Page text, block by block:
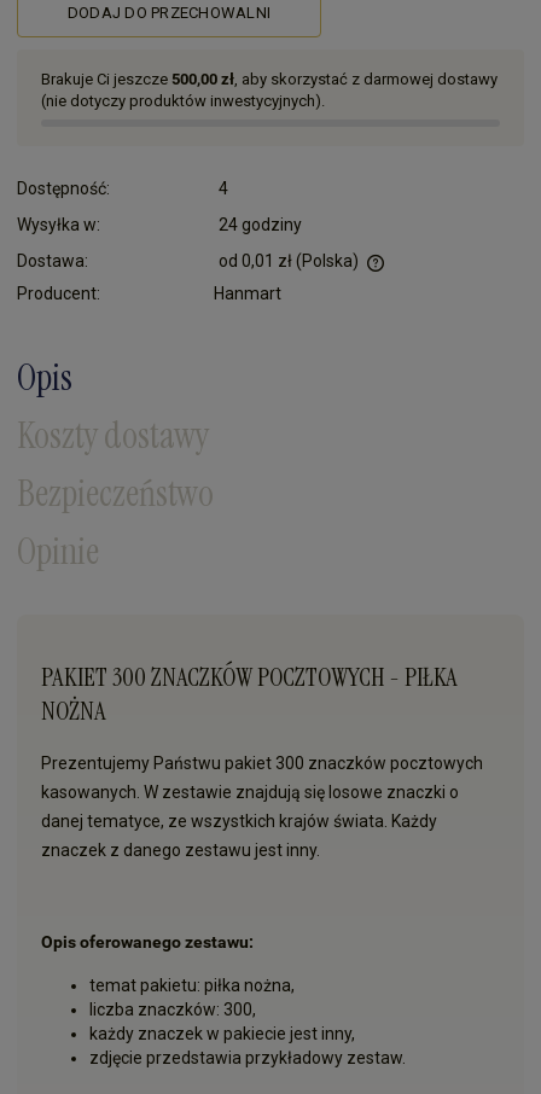
DODAJ DO PRZECHOWALNI
Brakuje Ci jeszcze 500,00 zł, aby skorzystać z darmowej dostawy
(nie dotyczy produktów inwestycyjnych).
Dostępność:
4
Wysyłka w:
24 godziny
Dostawa:
od 0,01 zł(Polska)
Producent: Hanmart
Opis
Koszty dostawy
Bezpieczeństwo
Opinie
PAKIET 300 ZNACZKÓW POCZTOWYCH - PIŁKA
NOŻNA
Prezentujemy Państwu pakiet 300 znaczków pocztowych
kasowanych. W zestawie znajdują się losowe znaczki o
danej tematyce, ze wszystkich krajów świata. Każdy
znaczek z danego zestawu jest inny.
Opis oferowanego zestawu:
temat pakietu: piłka nożna,
liczba znaczków: 300,
każdy znaczek w pakiecie jest inny,
zdjęcie przedstawia przykładowy zestaw.